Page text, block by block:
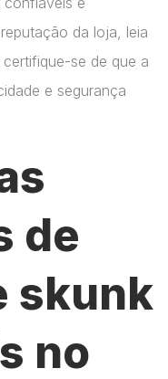
da loja, leia
se de que a
e segurança
de
skunk
no